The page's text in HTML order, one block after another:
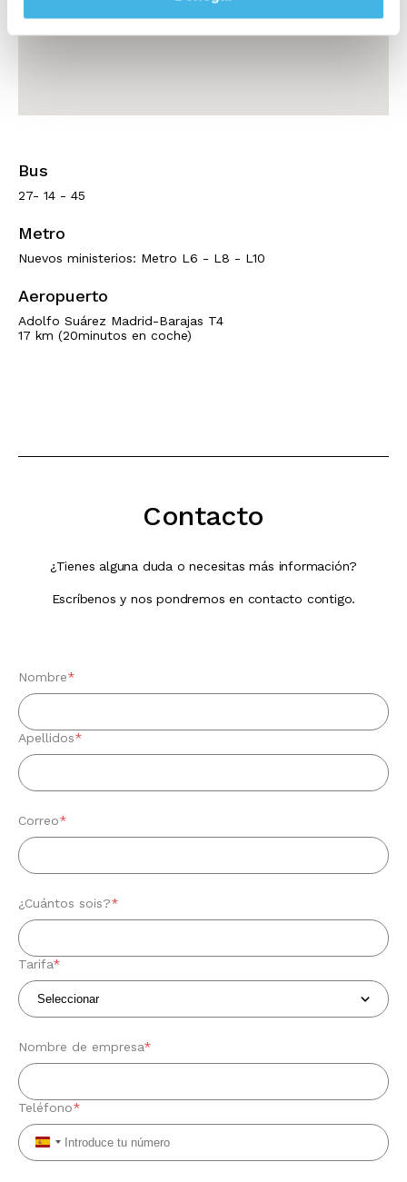
Bus
27- 14 - 45
Metro
Nuevos ministerios: Metro L6 - L8 - L10
Aeropuerto
Adolfo Suárez Madrid-Barajas T4
17 km (20minutos en coche)
Contacto
¿Tienes alguna duda o necesitas más información?
Escríbenos y nos pondremos en contacto contigo.
Nombre*
Apellidos*
Correo*
¿Cuántos sois?*
Tarifa*
Nombre de empresa*
Teléfono*
Spain
+34